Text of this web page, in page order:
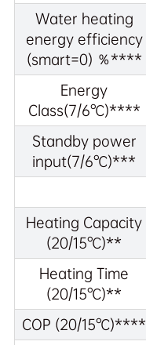
Water heating
energy efficiency
(smart=0) ％****
Energy
Class(7/6℃)****
Standby power
input(7/6℃)***
Heating Capacity
(20/15℃)**
Heating Time
(20/15℃)**
COP (20/15℃)****